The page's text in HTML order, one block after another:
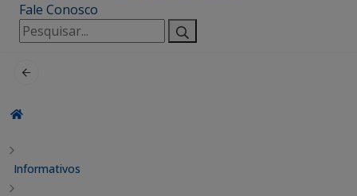
Fale Conosco
Pesquisar
por:
Informativos